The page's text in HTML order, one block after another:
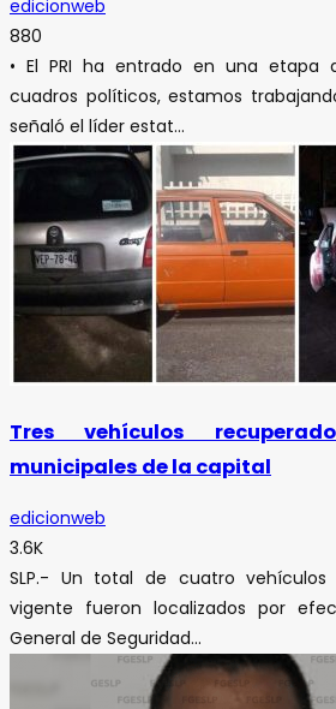
edicionweb
880
• El PRI ha entrado en una etapa
cuadros políticos, estamos
señaló el líder estat...
Tres vehículos
municipales de la capital
edicionweb
3.6K
SLP.- Un total de cuatro
vigente fueron localizados por
General de Seguridad...